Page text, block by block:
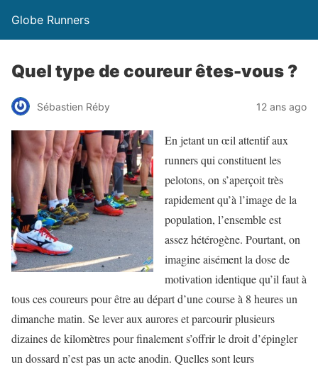
Globe Runners
Quel type de coureur êtes-vous ?
Sébastien Réby 12 ans ago
En jetant un œil attentif aux
runners qui constituent les
pelotons, on s’aperçoit très
rapidement qu’à l’image de la
population, l’ensemble est
assez hétérogène. Pourtant, on
imagine aisément la dose de
motivation identique qu’il faut à
tous ces coureurs pour être au départ d’une course à 8 heures un
dimanche matin. Se lever aux aurores et parcourir plusieurs
dizaines de kilomètres pour finalement s’offrir le droit d’épingler
un dossard n’est pas un acte anodin. Quelles sont leurs